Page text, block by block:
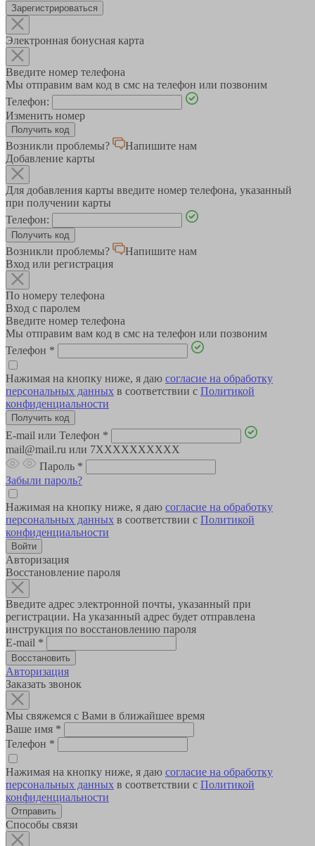
Зарегистрироваться
Электронная бонусная карта
Введите номер телефона
Мы отправим вам код в смс на телефон или позвоним
Телефон:
Изменить номер
Возникли проблемы?
Напишите нам
Добавление карты
Для добавления карты введите номер телефона, указанный
при получении карты
Телефон:
Возникли проблемы?
Напишите нам
Вход или регистрация
По номеру телефона
Вход с паролем
Введите номер телефона
Мы отправим вам код в смс на телефон или позвоним
Телефон *
Нажимая на кнопку ниже, я даю согласие на обработку
персональных данных в соответствии с Политикой
конфиденциальности
E-mail или Телефон *
mail@mail.ru или 7XXXXXXXXXX
Пароль *
Забыли пароль?
Нажимая на кнопку ниже, я даю согласие на обработку
персональных данных в соответствии с Политикой
конфиденциальности
Авторизация
Восстановление пароля
Введите адрес электронной почты, указанный при
регистрации. На указанный адрес будет отправлена
инструкция по восстановлению пароля
E-mail *
Авторизация
Заказать звонок
Мы свяжемся с Вами в ближайшее время
Ваше имя *
Телефон *
Нажимая на кнопку ниже, я даю согласие на обработку
персональных данных в соответствии с Политикой
конфиденциальности
Способы связи